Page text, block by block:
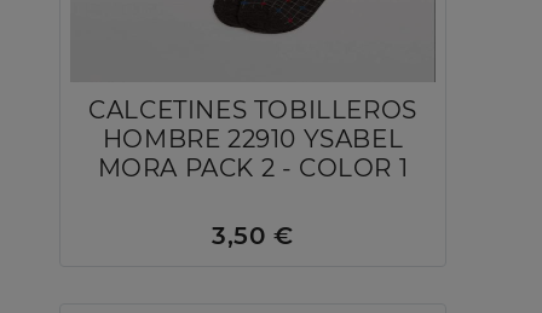
CALCETINES TOBILLEROS
HOMBRE 22910 YSABEL
MORA PACK 2 - COLOR 1
3,50 €